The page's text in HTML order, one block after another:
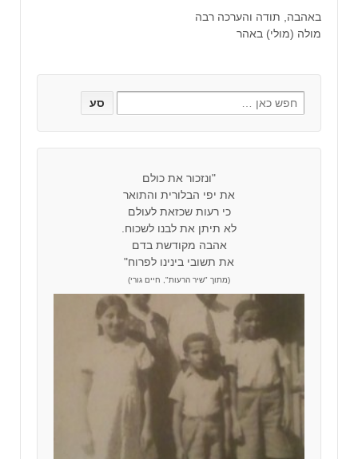
באהבה, תודה והערכה רבה
מולה (מולי) באהר
"ונזכור את כולם
את יפי הבלורית והתואר
כי רעות שכזאת לעולם
לא תיתן את לבנו לשכוח.
אהבה מקודשת בדם
את תשובי בינינו לפרוח"
(מתוך "שיר הרעות", חיים גורי)